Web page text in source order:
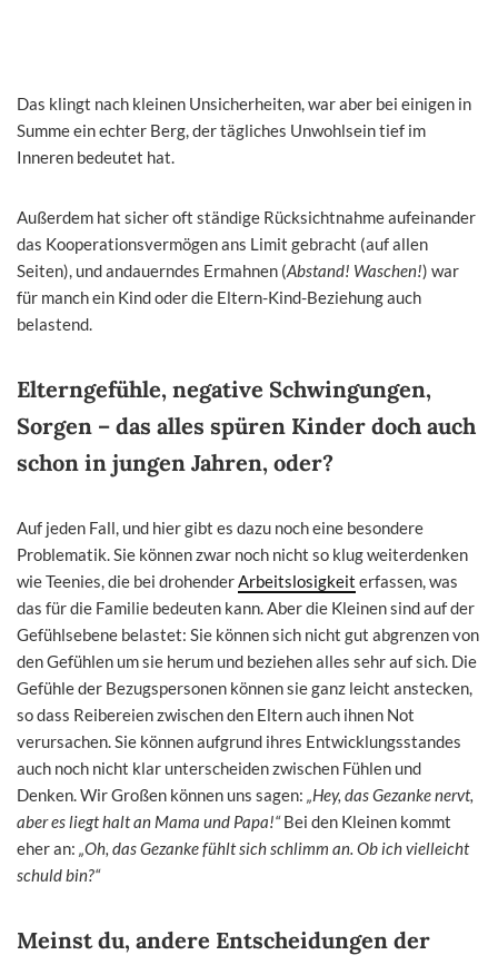
Das klingt nach kleinen Unsicherheiten, war aber bei einigen in
Summe ein echter Berg, der tägliches Unwohlsein tief im
Inneren bedeutet hat.
Außerdem hat sicher oft ständige Rücksichtnahme aufeinander
das Kooperationsvermögen ans Limit gebracht (auf allen
Seiten), und andauerndes Ermahnen (Abstand! Waschen!) war
für manch ein Kind oder die Eltern-Kind-Beziehung auch
belastend.
Elterngefühle, negative Schwingungen,
Sorgen – das alles spüren Kinder doch auch
schon in jungen Jahren, oder?
Auf jeden Fall, und hier gibt es dazu noch eine besondere
Problematik. Sie können zwar noch nicht so klug weiterdenken
wie Teenies, die bei drohenderArbeitslosigkeit erfassen, was
das für die Familie bedeuten kann. Aber die Kleinen sind auf der
Gefühlsebene belastet: Sie können sich nicht gut abgrenzen von
den Gefühlen um sie herum und beziehen alles sehr auf sich. Die
Gefühle der Bezugspersonen können sie ganz leicht anstecken,
so dass Reibereien zwischen den Eltern auch ihnen Not
verursachen. Sie können aufgrund ihres Entwicklungsstandes
auch noch nicht klar unterscheiden zwischen Fühlen und
Denken. Wir Großen können uns sagen: „Hey, das Gezanke nervt,
aber es liegt halt an Mama und Papa!“Bei den Kleinen kommt
eher an: „Oh, das Gezanke fühlt sich schlimm an. Ob ich vielleicht
schuld bin?“
Meinst du, andere Entscheidungen der